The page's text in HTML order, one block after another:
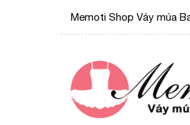
Memoti Shop Váy múa